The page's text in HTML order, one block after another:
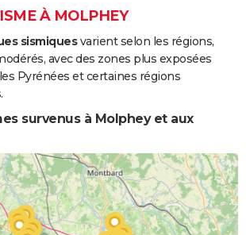
À MOLPHEY
sismiquesvarient selon les régions,
avec des zones plus exposées
Pyrénées et certaines régions
survenus à Molphey et aux